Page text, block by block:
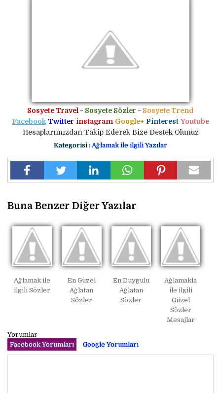
Sosyete Travel ~ Sosyete Sözler ~ Sosyete Trend
Facebook Twitter instagram Google+ Pinterest Youtube
Hesaplarımızdan Takip Ederek Bize Destek Olunuz
Kategorisi : Ağlamak ile ilgili Yazılar
Buna Benzer Diğer Yazılar
Ağlamak ile
ilgili Sözler
En Güzel
Ağlatan
Sözler
En Duygulu
Ağlatan
Sözler
Ağlamakla
ile ilgili
Güzel
Sözler
Mesajlar
Yorumlar
Facebook Yorumları
Google Yorumları